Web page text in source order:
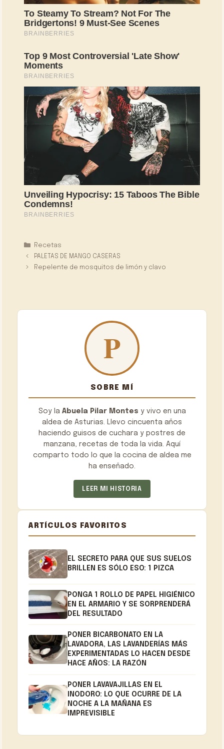
Categorías
Recetas
PALETAS DE MANGO CASERAS
Repelente de mosquitos de limón y clavo
SOBRE MÍ
Soy la Abuela Pilar Montes y vivo en una
aldea de Asturias. Llevo cincuenta años
haciendo guisos de cuchara y postres de
manzana, recetas de toda la vida. Aquí
comparto todo lo que la cocina de aldea me
ha enseñado.
LEER MI HISTORIA
ARTÍCULOS FAVORITOS
EL SECRETO PARA QUE SUS SUELOS
BRILLEN ES SÓLO ESO: 1 PIZCA
PONGA 1 ROLLO DE PAPEL HIGIÉNICO
EN EL ARMARIO Y SE SORPRENDERÁ
DEL RESULTADO
PONER BICARBONATO EN LA
LAVADORA, LAS LAVANDERÍAS MÁS
EXPERIMENTADAS LO HACEN DESDE
HACE AÑOS: LA RAZÓN
PONER LAVAVAJILLAS EN EL
INODORO: LO QUE OCURRE DE LA
NOCHE A LA MAÑANA ES
IMPREVISIBLE